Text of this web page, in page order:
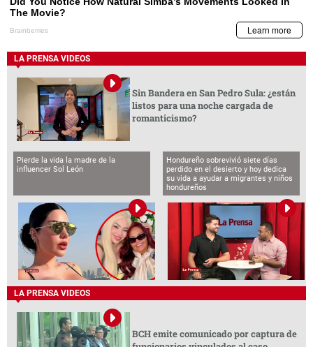
LA PRENSA VIDEOS
Sin Bandera en San Pedro Sula: ¿están
listos para una noche cargada de
romanticismo?
Pierde la vida la madre de la
influencer Sol León
Hondureño sobrevivió siete días
perdido en el desierto y hoy dedica
su vida a ayudar a migrantes y niños
hondureños
LA PRENSA VIDEOS
BCH emite comunicado por captura de